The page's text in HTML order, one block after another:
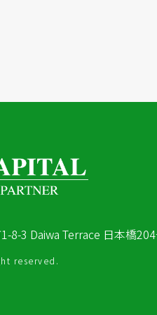
8-3 Daiwa Terrace 日本橋
reserved.